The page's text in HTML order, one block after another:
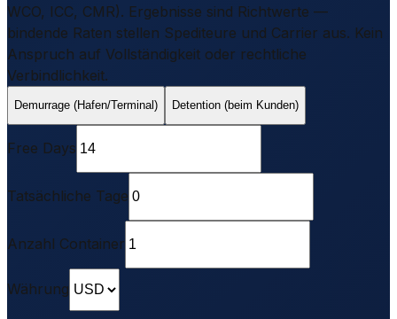
WCO, ICC, CMR). Ergebnisse sind Richtwerte —
bindende Raten stellen Spediteure und Carrier aus. Kein
Anspruch auf Vollständigkeit oder rechtliche
Verbindlichkeit.
Demurrage (Hafen/Terminal) Detention (beim Kunden)
Free Days
Tatsächliche Tage
Anzahl Container
Währung